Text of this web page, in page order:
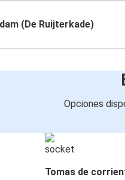
(De Ruijterkade)
Opciones
Tomas de